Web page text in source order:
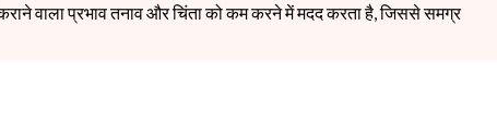
वाला प्रभाव तनाव और चिंता को कम करने में मदद करता है, जिससे समग्र